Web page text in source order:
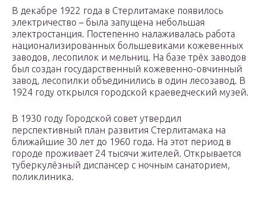
В декабре 1922 года в Стерлитамаке появилось
электричество – была запущена небольшая
электростанция. Постепенно налаживалась работа
национализированных большевиками кожевенных
заводов, лесопилок и мельниц. На базе трёх заводов
был создан государственный кожевенно-овчинный
завод, лесопилки объединились в один лесозавод. В
1924 году открылся городской краеведческий музей.
В 1930 году Городской совет утвердил
перспективный план развития Стерлитамака на
ближайшие 30 лет до 1960 года. На этот период в
городе проживает 24 тысячи жителей. Открывается
туберкулёзный диспансер с ночным санаторием,
поликлиника.